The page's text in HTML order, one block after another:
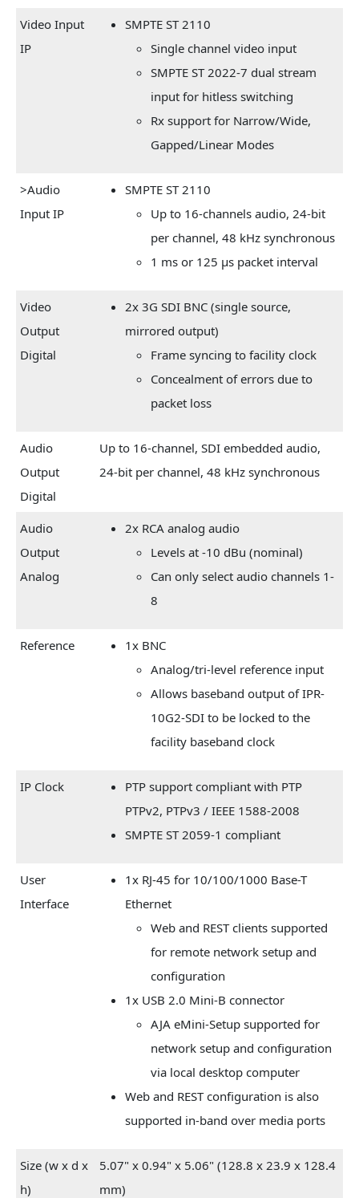
Video Input
IP
SMPTE ST 2110
Single channel video input
SMPTE ST 2022-7 dual stream
input for hitless switching
Rx support for Narrow/Wide,
Gapped/Linear Modes
>Audio
Input IP
SMPTE ST 2110
Up to 16-channels audio, 24-bit
per channel, 48 kHz synchronous
1 ms or 125 µs packet interval
Video
Output
Digital
2x 3G SDI BNC (single source,
mirrored output)
Frame syncing to facility clock
Concealment of errors due to
packet loss
Audio
Output
Digital
Up to 16-channel, SDI embedded audio,
24-bit per channel, 48 kHz synchronous
Audio
Output
Analog
2x RCA analog audio
Levels at -10 dBu (nominal)
Can only select audio channels 1-
8
Reference
1x BNC
Analog/tri-level reference input
Allows baseband output of IPR-
10G2-SDI to be locked to the
facility baseband clock
IP Clock
PTP support compliant with PTP
PTPv2, PTPv3 / IEEE 1588-2008
SMPTE ST 2059-1 compliant
User
Interface
1x RJ-45 for 10/100/1000 Base-T
Ethernet
Web and REST clients supported
for remote network setup and
configuration
1x USB 2.0 Mini-B connector
AJA eMini-Setup supported for
network setup and configuration
via local desktop computer
Web and REST configuration is also
supported in-band over media ports
Size (w x d x
h)
5.07" x 0.94" x 5.06" (128.8 x 23.9 x 128.4
mm)